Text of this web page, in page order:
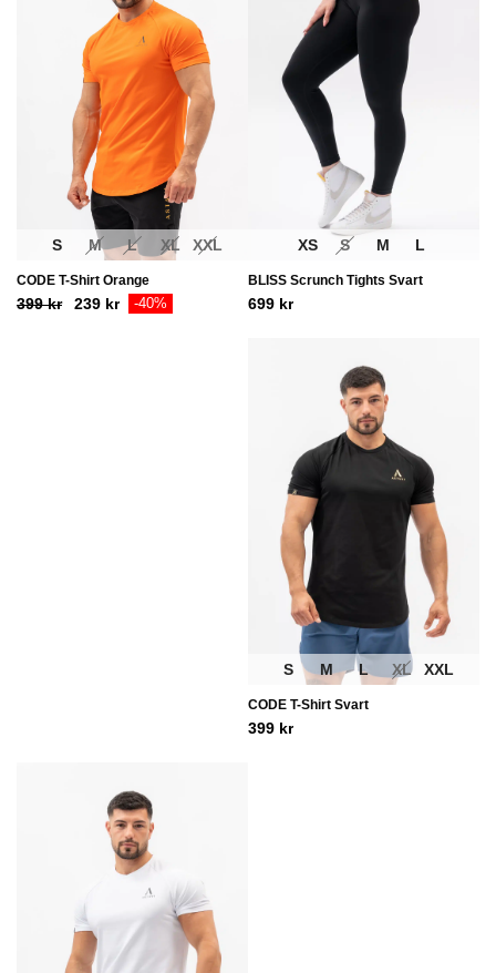
S M L XL XXL
CODE T-Shirt Orange
399kr
Ursprungligt
239 krAktuellt
-40%
XS S M L
BLISS Scrunch Tights Svart
699 kr
S M L XL XXL
CODE T-Shirt Svart
399 kr